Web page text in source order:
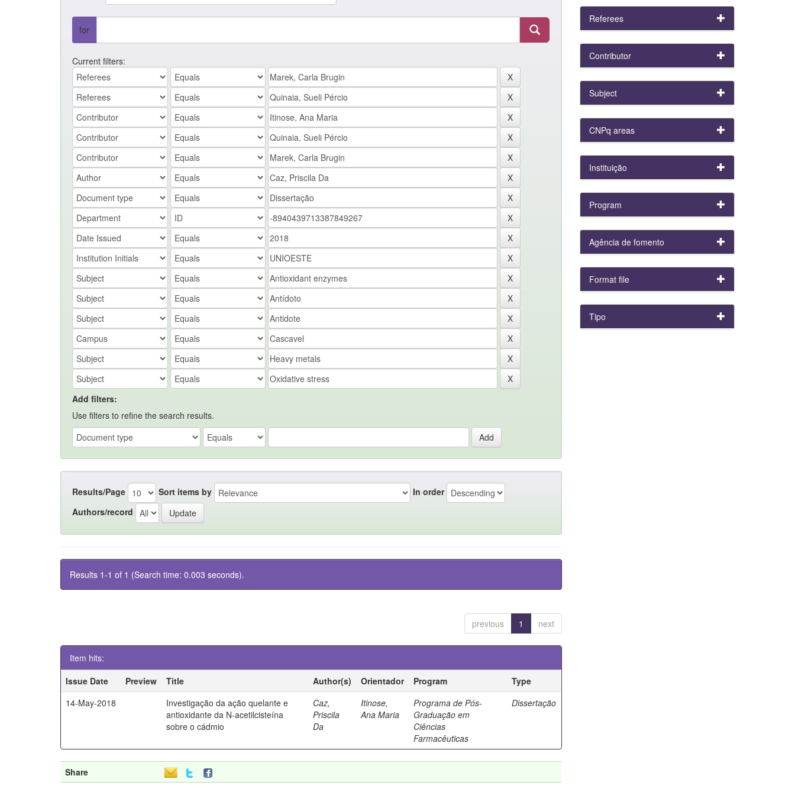
for
Current filters:
Add filters:
Use filters to refine the search results.
Results/Page Sort items by
In order
Authors/record
Results 1-1 of 1 (Search time: 0.003 seconds).
previous 1 next
Item hits:
Issue Date
Preview Title Author(s) Orientador Program
Type
14-May-2018
Investigação da ação quelante e
antioxidante da N-acetilcisteína
sobre o cádmio
Caz,
Priscila
Da
Itinose,
Ana Maria
Programa de Pós-
Graduação em
Ciências
Farmacêuticas
Dissertação
Share
Referees
Contributor
Subject
CNPq areas
Instituição
Program
Agência de fomento
Format file
Tipo